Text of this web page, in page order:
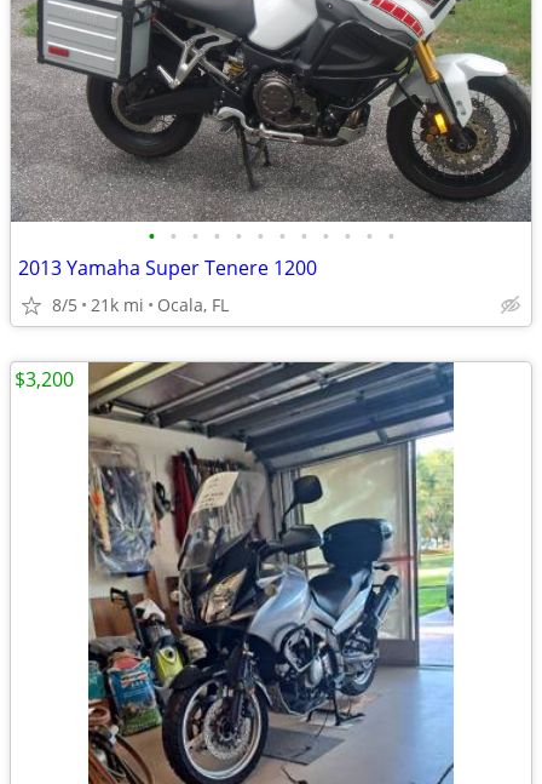
• • • • • • • • • • • •
2013 Yamaha Super Tenere 1200
8/5 21k mi Ocala, FL
$3,200